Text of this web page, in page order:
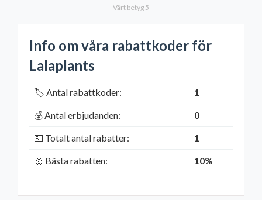
Vårt betyg 5
Info om våra rabattkoder för
Lalaplants
🏷️ Antal rabattkoder: 1
💰 Antal erbjudanden: 0
💵 Totalt antal rabatter: 1
🥇 Bästa rabatten: 10%